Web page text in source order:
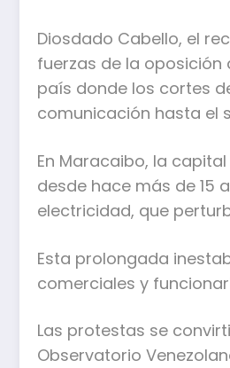
Diosdado Cabello, el
fuerzas de la
país donde los cortes
comunicación hasta el
En Maracaibo, la
desde hace más de 15
electricidad, que
Esta prolongada
comerciales y
Las protestas se
Observatorio